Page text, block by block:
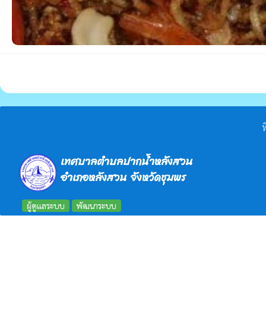
เทศบาลตำบลปากน้ำหลังสวน
อำเภอหลังสวน จังหวัดชุมพร
ผู้ดูแลระบบ พัฒนาระบบ